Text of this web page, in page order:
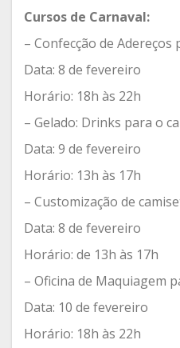
Cursos de Carnaval:
– Confecção de Adereços
Data: 8 de fevereiro
Horário: 18h às 22h
– Gelado: Drinks para o
Data: 9 de fevereiro
Horário: 13h às 17h
– Customização de
Data: 8 de fevereiro
Horário: de 13h às 17h
– Oficina de Maquiagem
Data: 10 de fevereiro
Horário: 18h às 22h